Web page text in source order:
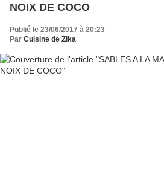
NOIX DE COCO
Publié le 23/06/2017 à 20:23
Par Cuisine de Zika